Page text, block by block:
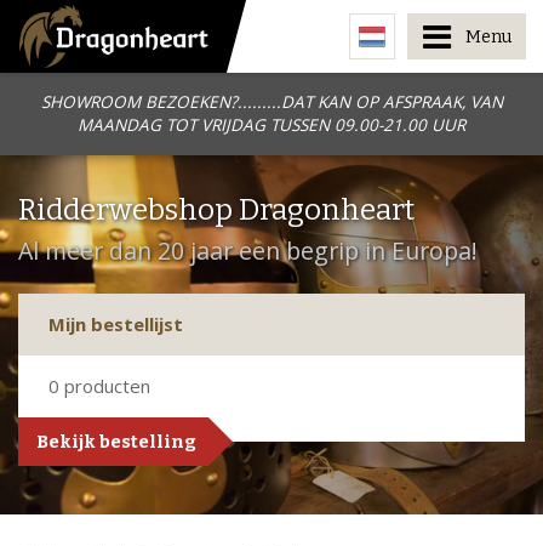
SHOWROOM BEZOEKEN?.........DAT KAN OP AFSPRAAK, VAN
MAANDAG TOT VRIJDAG TUSSEN 09.00-21.00 UUR
Menu
Ridderwebshop Dragonheart
Al meer dan 20 jaar een begrip in Europa!
Mijn bestellijst
0 producten
Bekijk bestelling